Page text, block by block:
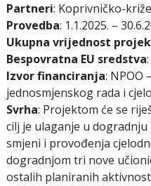
Partneri: Koprivničko-
Provedba: 1.1.2025. –
Ukupna vrijednost
Bespovratna EU sredstva
Izvor financiranja: NPOO
jednosmjenskog rada i
Svrha: Projektom će se
cilj je ulaganje u
smjeni i provođenja
dogradnjom tri nove
ostalih planiranih